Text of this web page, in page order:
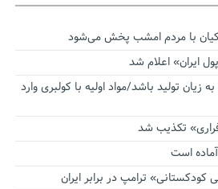
با مردم امشب پخش می‌شود
ایران» اعلام شد
زیان تولید باشد/مواد اولیه با کولبری وارد
تکذیب شد
آماده است
کودکستانی» ترامپ در برابر ایران